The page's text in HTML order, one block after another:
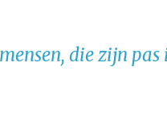
die zijn pas